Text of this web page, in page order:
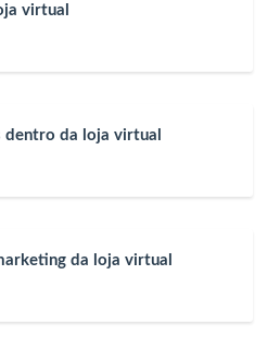
virtual
dentro da loja virtual
da loja virtual